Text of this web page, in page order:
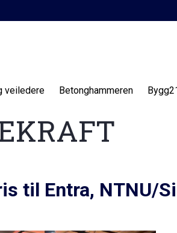
veiledere Betonghammeren
til Entra, NTNU/